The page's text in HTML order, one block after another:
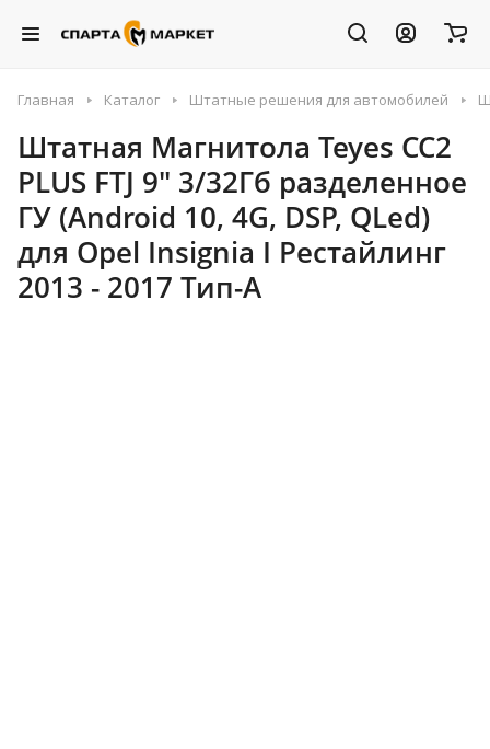
Главная Каталог Штатные решения для автомобилей
Штатная Магнитола Teyes CC2
PLUS FTJ 9" 3/32Гб разделенное
ГУ (Android 10, 4G, DSP, QLed)
для Opel Insignia I Рестайлинг
2013 - 2017 Тип-A